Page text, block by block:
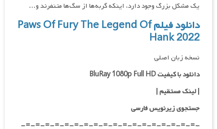
یک مشکل بزرگ وجود دارد، اینکه گربه‌ها از سگ‌ها متنفرند و…
دانلود فیلم Paws Of Fury The Legend Of
Hank 2022
نسخه زبان اصلی
دانلود با کیفیت BluRay 1080p Full HD
| لینک مستقیم|
جستجوی زیرنویس فارسی
-=-=-=-=-=-=-=-=-=-=-=-=-=-=-=-=-=-=-